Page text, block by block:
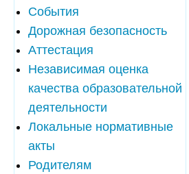
События
Дорожная безопасность
Аттестация
Независимая оценка
качества образовательной
деятельности
Локальные нормативные
акты
Родителям